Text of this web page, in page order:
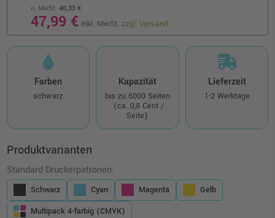
o. MwSt.40,33 €
47,99 € inkl. MwSt.zzgl. Versand
Farben
schwarz
Kapazität
bis zu 6000 Seiten
(ca. 0,8 Cent /
Seite)
Lieferzeit
1-2 Werktage
Produktvarianten
Standard Druckerpatronen:
Schwarz Cyan Magenta
Gelb
Multipack 4-farbig (CMYK)